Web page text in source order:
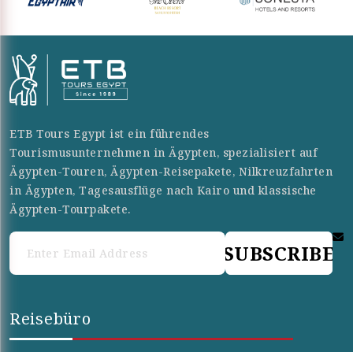
ETB Tours Egypt ist ein führendes
Tourismusunternehmen in Ägypten, spezialisiert auf
Ägypten-Touren, Ägypten-Reisepakete, Nilkreuzfahrten
in Ägypten, Tagesausflüge nach Kairo und klassische
Ägypten-Tourpakete.
SUBSCRIBE
Reisebüro